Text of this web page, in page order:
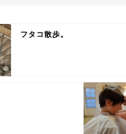
フタコ散歩。